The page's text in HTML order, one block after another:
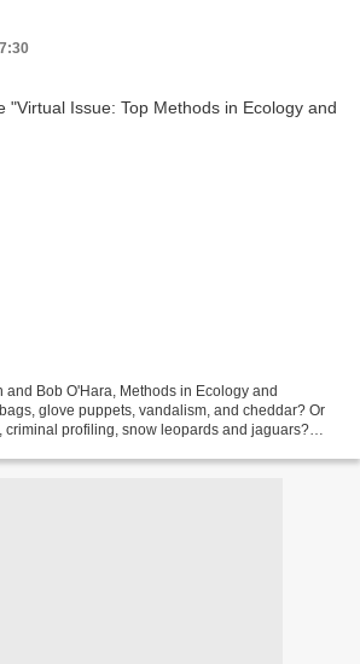
and Bob O'Hara, Methods in Ecology and
glove puppets, vandalism, and cheddar? Or
criminal profiling, snow leopards and jaguars?